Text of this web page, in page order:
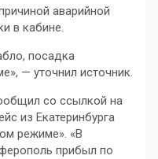
аварийной
в кабине.
посадка
— уточнил источник.
со ссылкой на
из Екатеринбурга
режиме». «В
прибыл по